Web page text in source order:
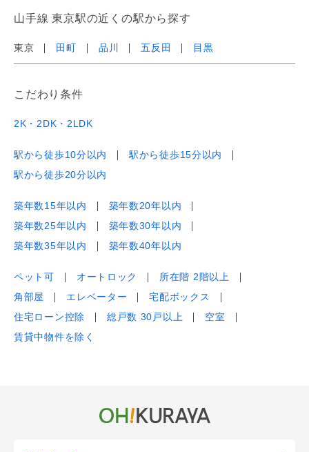
山手線 東京駅の近くの駅から探す
東京 田町 品川 五反田 目黒
こだわり条件
2K・2DK・2LDK
駅から徒歩10分以内
駅から徒歩15分以内
駅から徒歩20分以内
築年数15年以内
築年数20年以内
築年数25年以内
築年数30年以内
築年数35年以内
築年数40年以内
ペット可 オートロック
所在階 2階以上
角部屋
エレベーター
宅配ボックス
住宅ローン控除
総戸数 30戸以上
空室
賃貸中物件を除く